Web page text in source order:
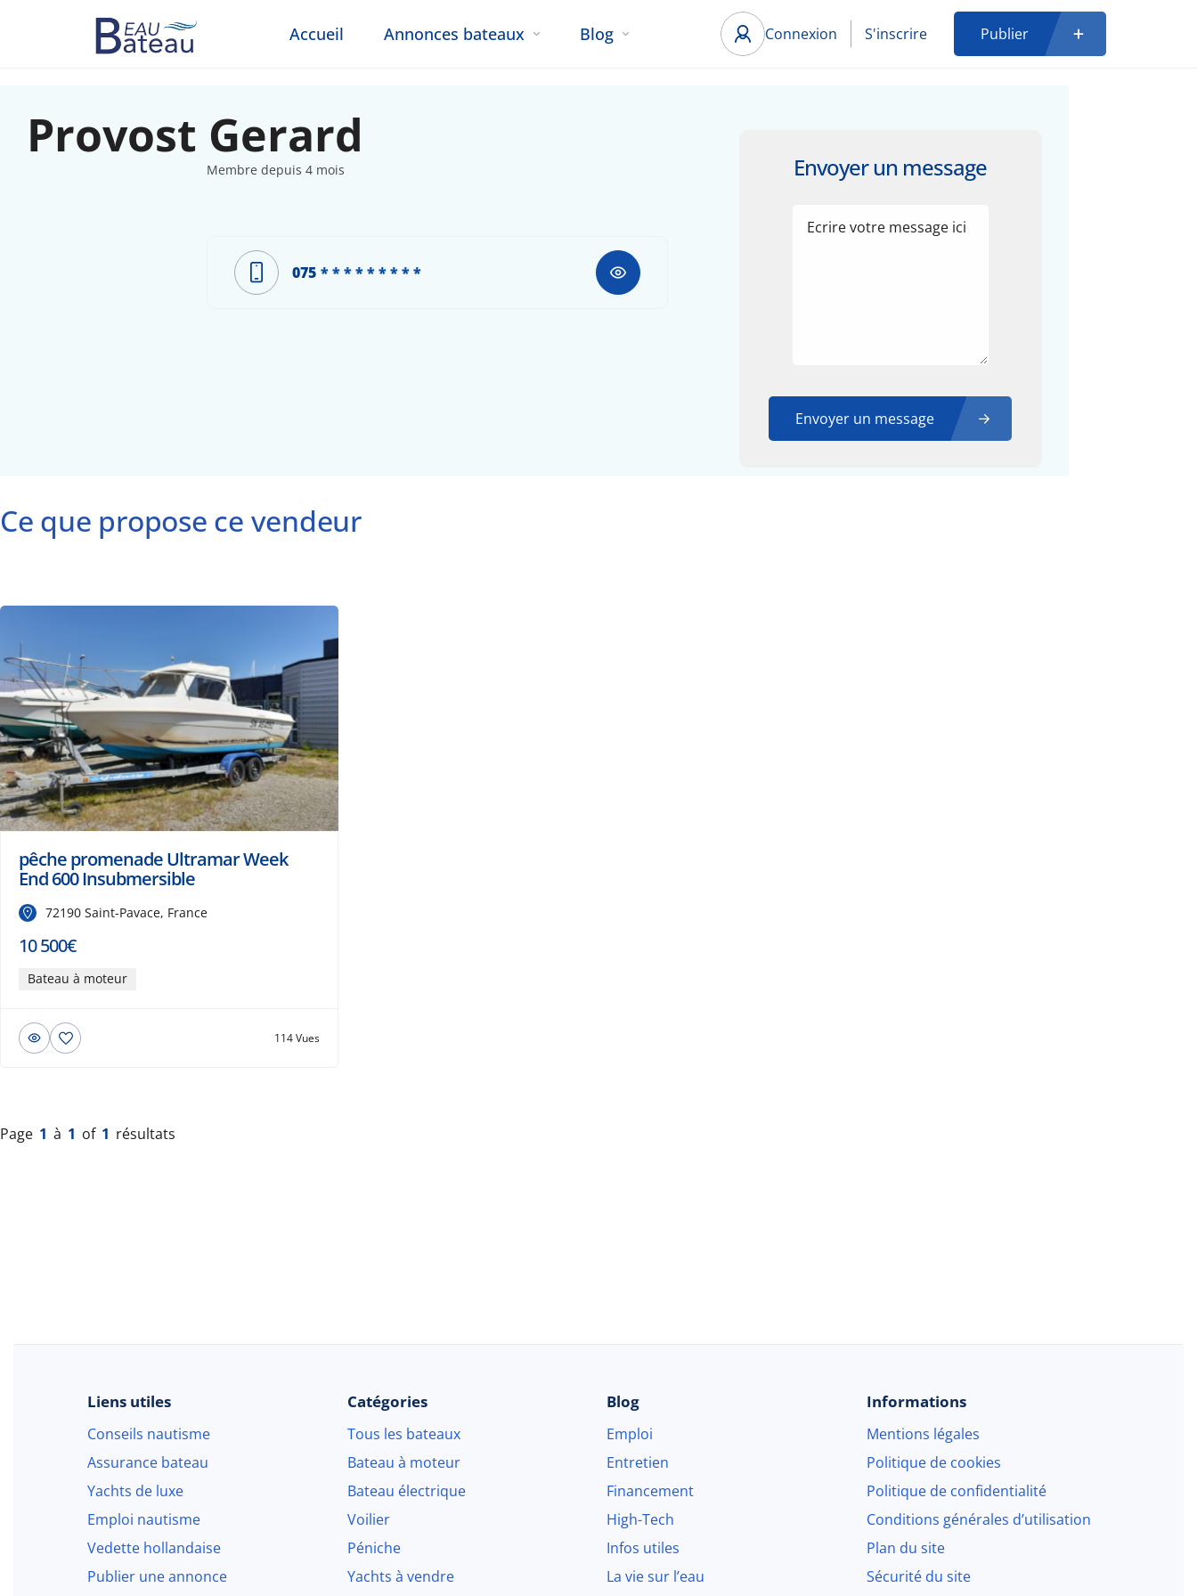
Accueil Annonces bateaux Blog Connexion S'inscrire Publier
Provost Gerard
Membre depuis 4 mois
075 * * * * * * * * *
Envoyer un message
Envoyer un message
Ce que propose ce vendeur
pêche promenade Ultramar Week
End 600 Insubmersible
72190 Saint-Pavace, France
10 500€
Bateau à moteur
114 Vues
Page 1 à 1 of 1 résultats
Liens utiles
Conseils nautisme
Assurance bateau
Yachts de luxe
Emploi nautisme
Vedette hollandaise
Publier une annonce
Catégories
Tous les bateaux
Bateau à moteur
Bateau électrique
Voilier
Péniche
Yachts à vendre
Blog
Emploi
Entretien
Financement
High-Tech
Infos utiles
La vie sur l’eau
Informations
Mentions légales
Politique de cookies
Politique de confidentialité
Conditions générales d’utilisation
Plan du site
Sécurité du site